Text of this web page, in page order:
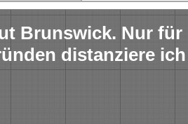
Brunswick. Nur
distanziere